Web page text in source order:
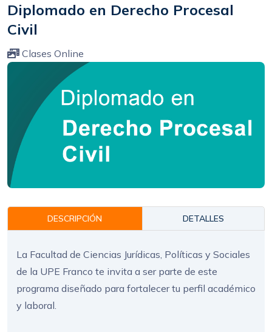
Diplomado en Derecho Procesal
Civil
Clases Online
DESCRIPCIÓN DETALLES
La Facultad de Ciencias Jurídicas, Políticas y Sociales
de la UPE Franco te invita a ser parte de este
programa diseñado para fortalecer tu perfil académico
y laboral.